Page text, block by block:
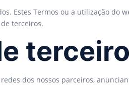
Estes Termos ou a utilização do
terceiros.
dos nossos parceiros,